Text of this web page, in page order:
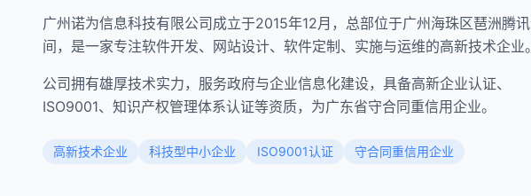
广州诺为信息科技有限公司成立于2015年12月，总部位于广州海珠区琶洲腾
间，是一家专注软件开发、网站设计、软件定制、实施与运维的高新技术企业。
公司拥有雄厚技术实力，服务政府与企业信息化建设，具备高新企业认证、
ISO9001、知识产权管理体系认证等资质，为广东省守合同重信用企业。
高新技术企业 科技型中小企业 ISO9001认证 守合同重信用企业